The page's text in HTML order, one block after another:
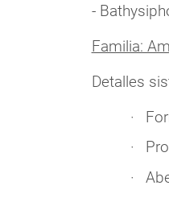
-
Familia:
Detalles